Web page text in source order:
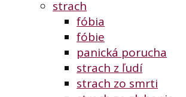
strach
fóbia
fóbie
panická porucha
strach z ľudí
strach zo smrti